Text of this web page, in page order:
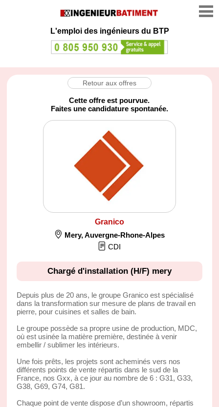
L'emploi des ingénieurs du BTP
Retour aux offres
Cette offre est pourvue.
Faites une candidature spontanée.
Granico
Mery,Auvergne-Rhone-Alpes
CDI
Chargé d'installation (H/F) mery
Depuis plus de 20 ans, le groupe Granico est spécialisé
dans la transformation sur mesure de plans de travail en
pierre, pour cuisines et salles de bain.
Le groupe possède sa propre usine de production, MDC,
où est usinée la matière première, destinée à venir
embellir / sublimer les intérieurs.
Une fois prêts, les projets sont acheminés vers nos
différents points de vente répartis dans le sud de la
France, nos Gxx, à ce jour au nombre de 6 : G31, G33,
G38, G69, G74, G81.
Chaque point de vente dispose d’un showroom, répartis